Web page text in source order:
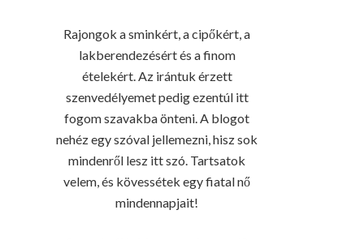
Rajongok a sminkért, a cipőkért, a
lakberendezésért és a finom
ételekért. Az irántuk érzett
szenvedélyemet pedig ezentúl itt
fogom szavakba önteni. A blogot
nehéz egy szóval jellemezni, hisz sok
mindenről lesz itt szó. Tartsatok
velem, és kövessétek egy fiatal nő
mindennapjait!